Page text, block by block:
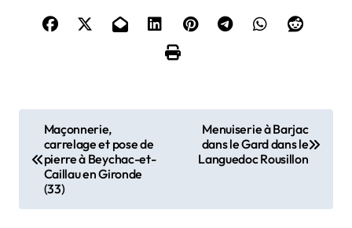
a
i
Maçonnerie,
carrelage et pose de
pierre à Beychac-et-
Caillau en Gironde
(33)
Menuiserie à Barjac
dans le Gard dans le
Languedoc Rousillon